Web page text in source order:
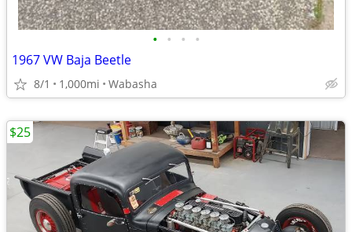
• • • •
1967 VW Baja Beetle
8/1 1,000mi Wabasha
$25